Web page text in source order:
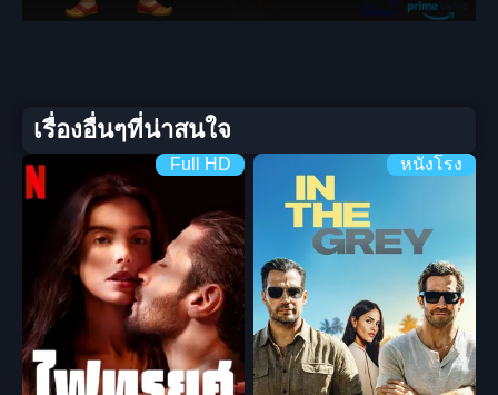
เรื่องอื่นๆที่น่าสนใจ
Full HD หนังโรง